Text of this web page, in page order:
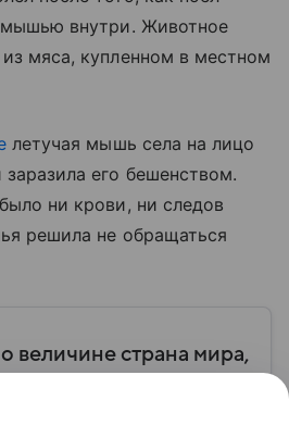
мышью внутри. Животное
мяса, купленном в местном
летучая мышь села на лицо
его бешенством.
ни крови, ни следов
решила не обращаться
величине страна мира,